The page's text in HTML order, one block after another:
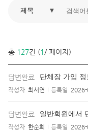
총 127건 (1/ 페이지)
답변완료 단체장 가입
작성자 최서연 등록일
답변완료 일반회원에서
작성자 한순희 등록일